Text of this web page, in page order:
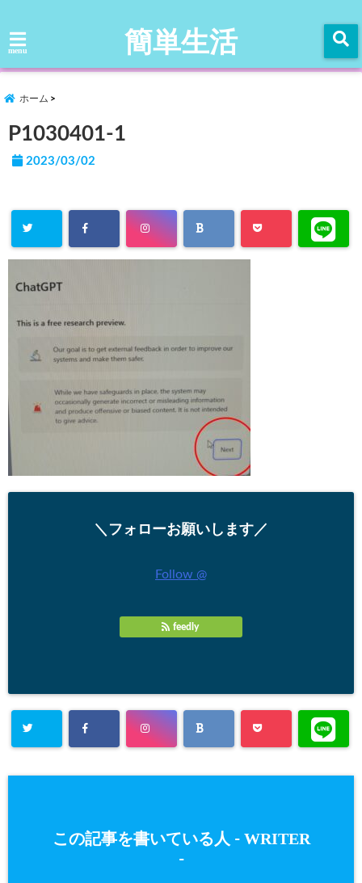
menu 簡単生活
ホーム
P1030401-1
2023/03/02
＼フォローお願いします／
Follow @
feedly
この記事を書いている人 - WRITER
-